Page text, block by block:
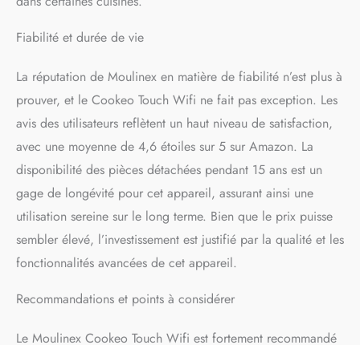
Fiabilité et durée de vie
La réputation de Moulinex en matière de fiabilité n’est plus à
prouver, et le Cookeo Touch Wifi ne fait pas exception. Les
avis des utilisateurs reflètent un haut niveau de satisfaction,
avec une moyenne de 4,6 étoiles sur 5 sur Amazon. La
disponibilité des pièces détachées pendant 15 ans est un
gage de longévité pour cet appareil, assurant ainsi une
utilisation sereine sur le long terme. Bien que le prix puisse
sembler élevé, l’investissement est justifié par la qualité et les
fonctionnalités avancées de cet appareil.
Recommandations et points à considérer
Le Moulinex Cookeo Touch Wifi est fortement recommandé